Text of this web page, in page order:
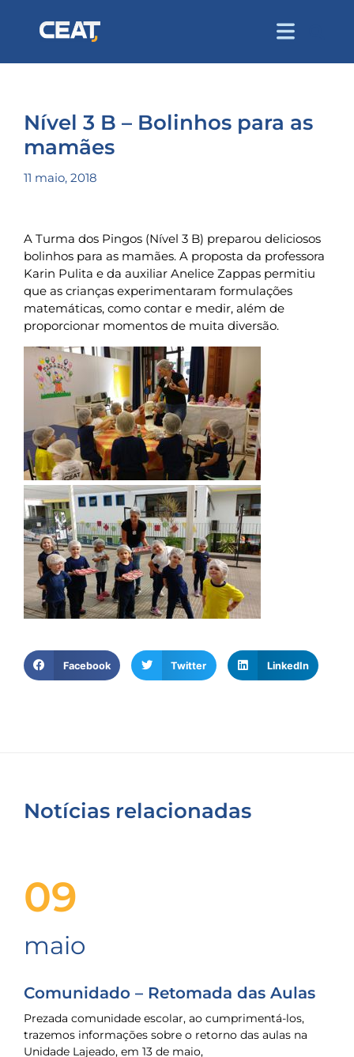
Nível 3 B – Bolinhos para as
mamães
11 maio, 2018
A Turma dos Pingos (Nível 3 B) preparou deliciosos
bolinhos para as mamães. A proposta da professora
Karin Pulita e da auxiliar Anelice Zappas permitiu
que as crianças experimentaram formulações
matemáticas, como contar e medir, além de
proporcionar momentos de muita diversão.
Facebook Twitter LinkedIn
Notícias relacionadas
09
maio
Comunidado – Retomada das Aulas
Prezada comunidade escolar, ao cumprimentá-los,
trazemos informações sobre o retorno das aulas na
Unidade Lajeado, em 13 de maio,